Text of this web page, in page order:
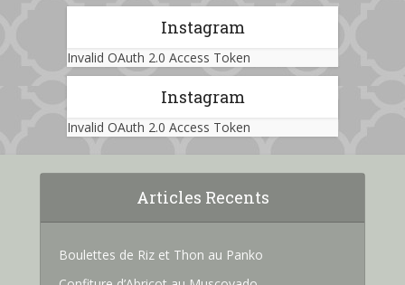
Instagram
Invalid OAuth 2.0 Access Token
Instagram
Invalid OAuth 2.0 Access Token
Articles Recents
Boulettes de Riz et Thon au Panko